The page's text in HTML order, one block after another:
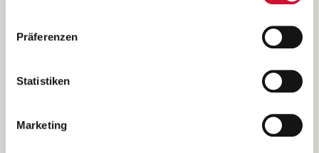
Sie der Speicherung sämtlicher Cookies zu. Sie können
Ihre Einwilligung selbstverständlich jederzeit widerrufen,
indem Sie die Cookie-Einstellungen aufrufen und diese
unsererDatenschutzerklärung
Präferenzen
Statistiken
Marketing
Kantstraße 45a
(Ein Tochterunternehmen des AWO Bezirksverbandes Unterfranken
e.V.)